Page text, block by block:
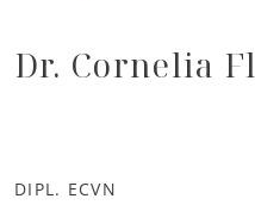
Dr. Cornelia
DIPL. ECVN